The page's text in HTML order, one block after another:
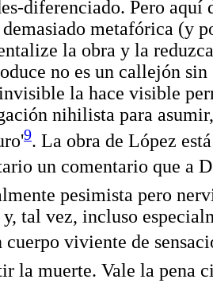
diferenciado. Pero aquí
metafórica (y
la obra y la
no es un callejón
la hace visible
nihilista para
9. La obra de López
un comentario que a
pesimista pero
tal vez, incluso
cuerpo viviente de
la muerte. Vale la pena